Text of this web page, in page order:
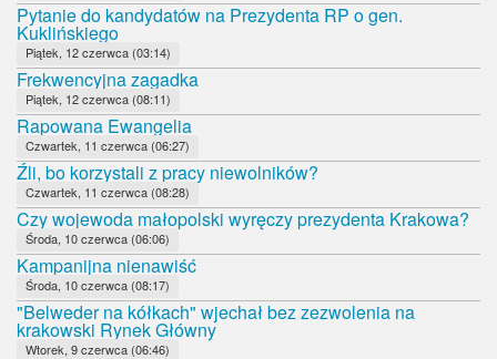
Pytanie do kandydatów na Prezydenta RP o gen.
Kuklińskiego
Piątek, 12 czerwca (03:14)
Frekwencyjna zagadka
Piątek, 12 czerwca (08:11)
Rapowana Ewangelia
Czwartek, 11 czerwca (06:27)
Źli, bo korzystali z pracy niewolników?
Czwartek, 11 czerwca (08:28)
Czy wojewoda małopolski wyręczy prezydenta Krakowa?
Środa, 10 czerwca (06:06)
Kampanijna nienawiść
Środa, 10 czerwca (08:17)
"Belweder na kółkach" wjechał bez zezwolenia na
krakowski Rynek Główny
Wtorek, 9 czerwca (06:46)